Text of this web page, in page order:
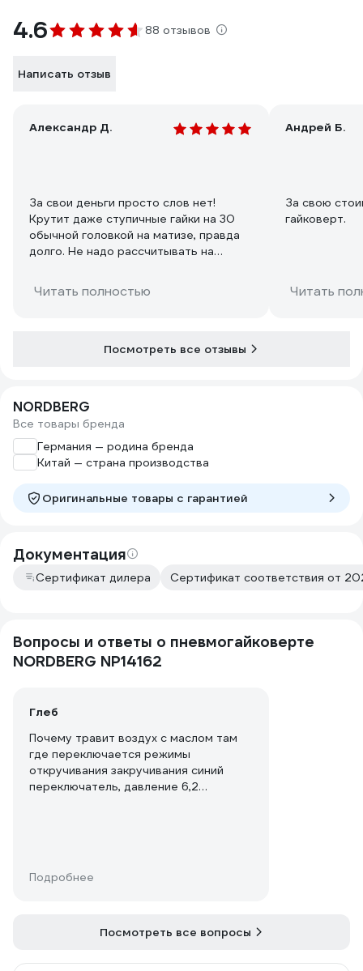
4.6 88 отзывов
Написать отзыв
Александр Д.
За свои деньги просто слов нет!
Крутит даже ступичные гайки на 30
обычной головкой на матизе, правда
долго. Не надо рассчитывать на
головки крутит неплохо, дальше
нужен более мощный. Воздуха ему
более, если шланг спиралькой и
Читать полностью
Андрей Б.
За свою
гайковерт.
Читать
Посмотреть все отзывы
NORDBERG
Все товары бренда
Германия — родина бренда
Китай — страна производства
Оригинальные товары c гарантией
Документация
Сертификат дилера Сертификат соответствия от
Вопросы и ответы о пневмогайковерте
NORDBERG NP14162
Глеб
Почему травит воздух с маслом там
где переключается режимы
откручивания закручивания синий
переключатель, давление 6,2
Гайковерт который на 1620нм.
Подробнее
Посмотреть все вопросы